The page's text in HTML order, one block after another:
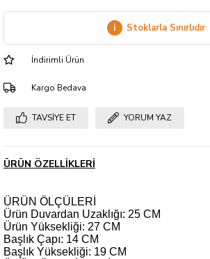
i Stoklarla Sınırlıdır
İndirimli Ürün
Kargo Bedava
TAVSIYE ET YORUM YAZ
ÜRÜN ÖZELLIKLERI
ÜRÜN ÖLÇÜLERİ
Ürün Duvardan Uzaklığı: 25 CM
Ürün Yüksekliği: 27 CM
Başlık Çapı: 14 CM
Başlık Yüksekliği: 19 CM